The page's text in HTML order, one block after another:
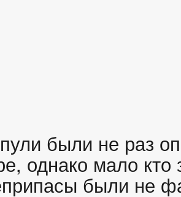
были не раз
однако мало
были не